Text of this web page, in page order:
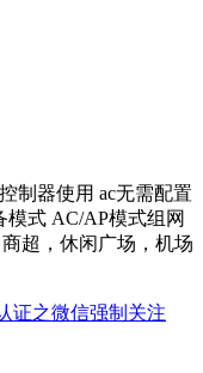
制器使用 ac无需配置
式 AC/AP模式组网
超，休闲广场，机场